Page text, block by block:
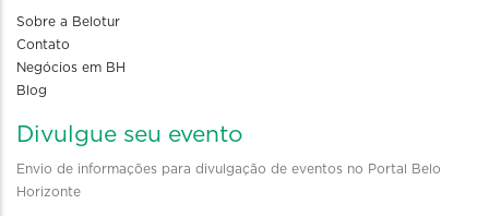
Sobre a Belotur
Contato
Negócios em BH
Blog
Divulgue seu evento
Envio de informações para divulgação de eventos no Portal Belo
Horizonte